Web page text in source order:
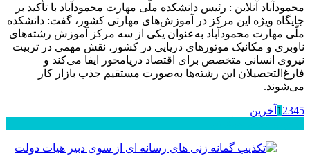
محمودآباد آنلاین : رئیس دانشکده ملّی مهارت محمودآباد با تأکید بر
جایگاه ویژه این مرکز در آموزش‌های مهارتی کشور، گفت: دانشکده
ملّی مهارت محمودآباد به‌عنوان یکی از سه مرکز آموزش رشته‌های
ناوبری و مکانیک موتورهای دریایی در کشور، نقش مهمی در تربیت
نیروی انسانی متخصص برای اقتصاد دریامحور ایفا می‌کند و
فارغ‌التحصیلان این رشته‌ها به‌صورت مستقیم جذب بازار کار
می‌شوند.
12345
آخرین